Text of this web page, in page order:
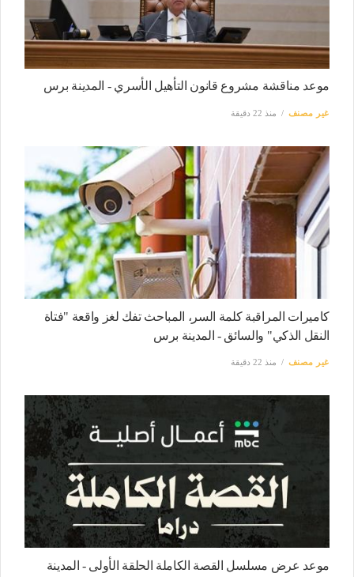
موعد مناقشة مشروع قانون التأهيل الأسري - المدينة برس
غير مصنف منذ 22 دقيقة
كاميرات المراقبة كلمة السر، المباحث تفك لغز واقعة "فتاة
النقل الذكي" والسائق - المدينة برس
غير مصنف منذ 22 دقيقة
موعد عرض مسلسل القصة الكاملة الحلقة الأولى - المدينة